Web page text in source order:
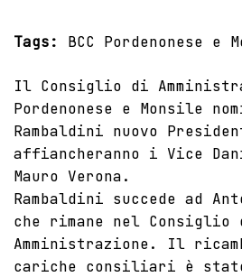
Tags: BCC Pordenonese e
Il Consiglio di
Pordenonese e Monsile
Rambaldini nuovo
affiancheranno i Vice
Mauro Verona.
Rambaldini succede ad
che rimane nel Consiglio
Amministrazione. Il
cariche consiliari è stato